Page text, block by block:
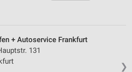
❯
+ Autoservice Frankfurt
131
von Inhalten
aus verschiedenen